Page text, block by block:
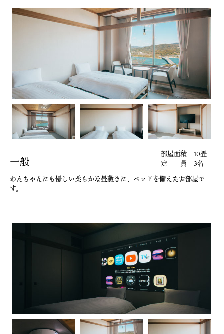
一般
わんちゃんにも優しい柔らかな畳敷きに、 ベッドを備えたお部屋で
す。
部屋面積
10畳
定 員
3名